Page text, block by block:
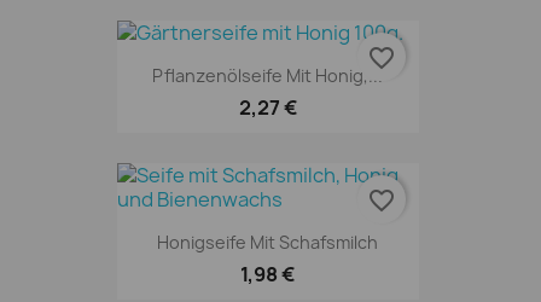
Pflanzenölseife Mit Honig,...
2,27 €
favorite_border
Honigseife Mit Schafsmilch
1,98 €
favorite_border